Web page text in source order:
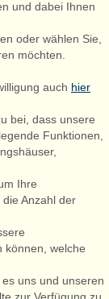
|
und dabei Ihnen
oder wählen Sie,
möchten.
auch hier
bei, dass unsere
Funktionen,
Ihre
Anzahl der
können, welche
uns und unseren